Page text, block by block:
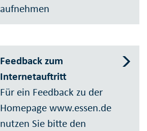
aufnehmen
Feedback zum
Internetauftritt
Für ein Feedback zu der
Homepage www.essen.de
nutzen Sie bitte den